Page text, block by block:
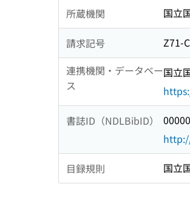
所蔵機関 国立
請求記号
Z71-
連携機関・データベー
ス
国立
書誌ID（NDLBibID）
目録規則 国立